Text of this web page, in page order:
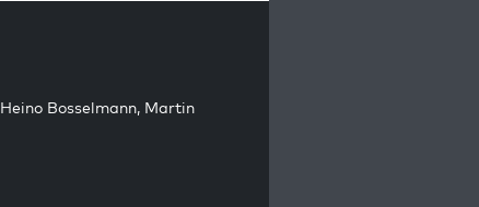
Heino Bosselmann, Martin